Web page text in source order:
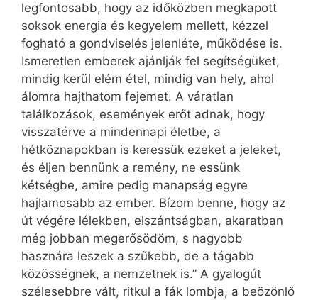
legfontosabb, hogy az időközben megkapott
soksok energia és kegyelem mellett, kézzel
fogható a gondviselés jelenléte, működése is.
Ismeretlen emberek ajánlják fel segítségüket,
mindig kerül elém étel, mindig van hely, ahol
álomra hajthatom fejemet. A váratlan
találkozások, események erőt adnak, hogy
visszatérve a mindennapi életbe, a
hétköznapokban is keressük ezeket a jeleket,
és éljen bennünk a remény, ne essünk
kétségbe, amire pedig manapság egyre
hajlamosabb az ember. Bízom benne, hogy az
út végére lélekben, elszántságban, akaratban
még jobban megerősödöm, s nagyobb
hasznára leszek a szűkebb, de a tágabb
közösségnek, a nemzetnek is.” A gyalogút
szélesebbre vált, ritkul a fák lombja, a beözönlő